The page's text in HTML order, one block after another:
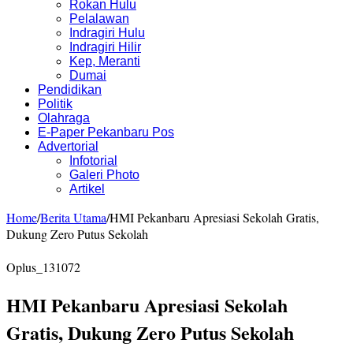
Rokan Hulu
Pelalawan
Indragiri Hulu
Indragiri Hilir
Kep, Meranti
Dumai
Pendidikan
Politik
Olahraga
E-Paper Pekanbaru Pos
Advertorial
Infotorial
Galeri Photo
Artikel
Home/Berita Utama/HMI Pekanbaru Apresiasi Sekolah Gratis,
Dukung Zero Putus Sekolah
Oplus_131072
HMI Pekanbaru Apresiasi Sekolah
Gratis, Dukung Zero Putus Sekolah